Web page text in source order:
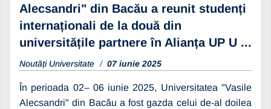
Alecsandri" din Bacău a reunit studenți
internaționali de la două din
universitățile partnere în Alianța UP U ...
Noutăți Universitate 07 iunie 2025
În perioada 02– 06 iunie 2025, Universitatea "Vasile
Alecsandri" din Bacău a fost gazda celui de-al doilea